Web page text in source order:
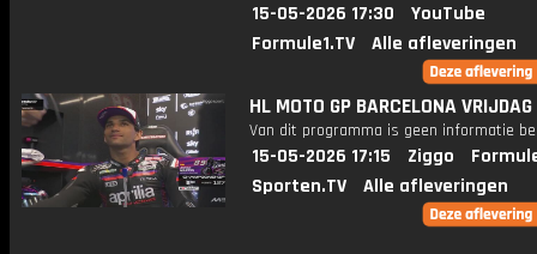
15-05-2026 17:30
YouTube
Formule1.TV
Alle afleveringen
HL MOTO GP BARCELONA
Van dit programma is geen informatie
15-05-2026 17:15 Ziggo
Sporten.TV
Alle afleveringen